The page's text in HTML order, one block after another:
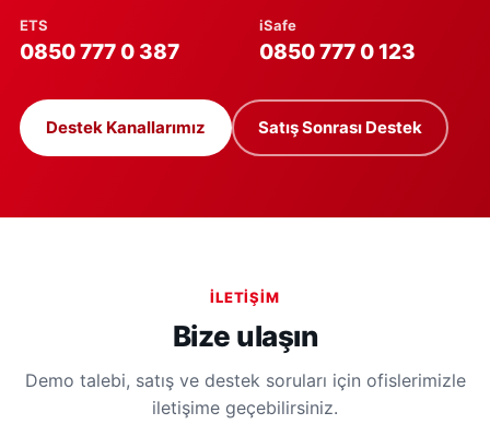
ETS
0850 777 0 387
iSafe
0850 777 0 123
Destek Kanallarımız Satış Sonrası Destek
İLETIŞIM
Bize ulaşın
Demo talebi, satış ve destek soruları için ofislerimizle
iletişime geçebilirsiniz.